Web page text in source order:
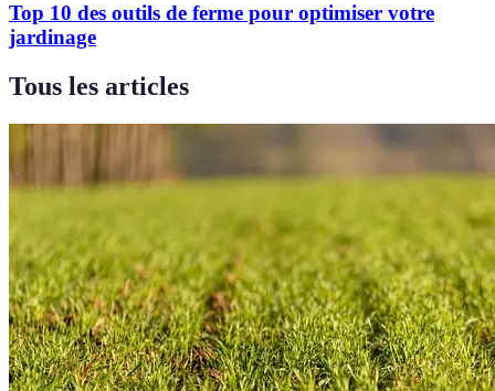
Top 10 des outils de ferme pour optimiser votre
jardinage
Tous les articles